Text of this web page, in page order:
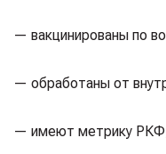
— вакцинированы по
— обработаны от
— имеют метрику